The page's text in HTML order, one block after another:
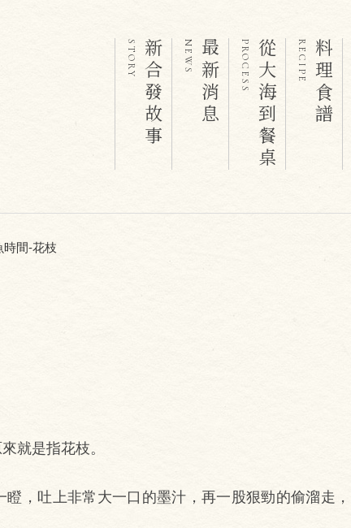
STORY 新合發故事 NEWS 最新消息 PROCESS從大海到餐桌 RECIPE 料理食譜
間-花枝
就是指花枝。
，吐上非常大一口的墨汁，再一股狠勁的偷溜走，